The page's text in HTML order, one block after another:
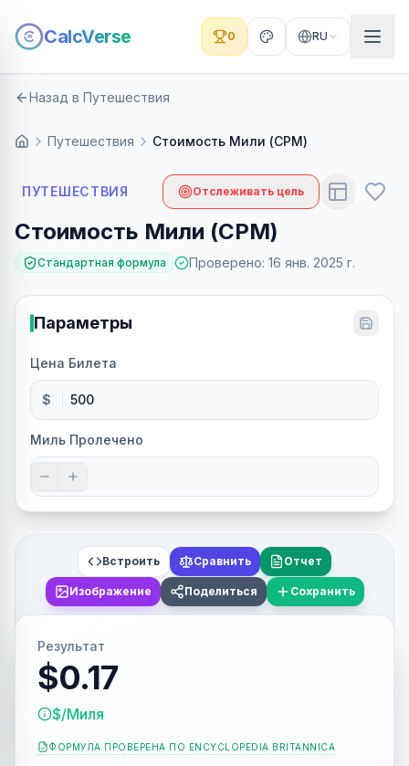
CalcVerse 0 RU
Назад в Путешествия
Путешествия Стоимость Мили (CPM)
ПУТЕШЕСТВИЯ Отслеживать цель
Стоимость Мили (CPM)
Стандартная формула Проверено: 16 янв. 2025 г.
Параметры
Цена Билета
$
Миль Пролечено
Встроить Сравнить Отчет
Изображение Поделиться Сохранить
Результат
$0.17
$/Миля
ФОРМУЛА ПРОВЕРЕНА ПО ENCYCLOPEDIA BRITANNICA